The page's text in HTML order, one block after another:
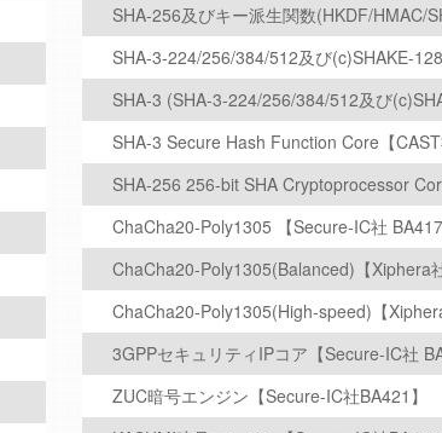
SHA-256及びキー派生関数(HKDF/HMAC/
SHA-3-224/256/384/512及び(c)SHAKE-
SHA-3 (SHA-3-224/256/384/512及び
SHA-3 Secure Hash Function Core【CAST
SHA-256 256-bit SHA Cryptoprocessor
ChaCha20-Poly1305 【Secure-IC社 BA417
ChaCha20-Poly1305(Balanced)【Xiphera
ChaCha20-Poly1305(High-speed)【
3GPPセキュリティIPコア【Secure-IC社
ZUC暗号エンジン【Secure-IC社BA421】